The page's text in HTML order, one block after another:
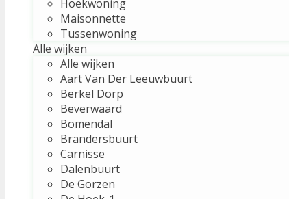
Hoekwoning
Maisonnette
Tussenwoning
Alle wijken
Alle wijken
Aart Van Der Leeuwbuurt
Berkel Dorp
Beverwaard
Bomendal
Brandersbuurt
Carnisse
Dalenbuurt
De Gorzen